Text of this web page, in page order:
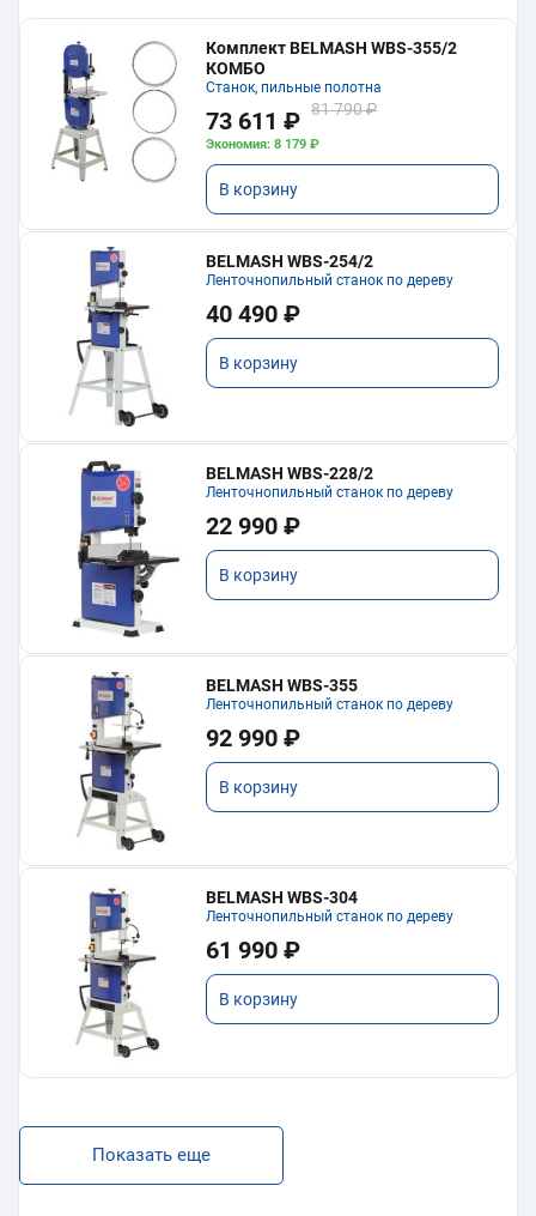
Комплект BELMASH WBS-355/2
КОМБО
Станок, пильные полотна
73 611 ₽ 81 790 ₽
Экономия: 8 179 ₽
В корзину
BELMASH WBS-254/2
Ленточнопильный станок по дереву
40 490 ₽
В корзину
BELMASH WBS-228/2
Ленточнопильный станок по дереву
22 990 ₽
В корзину
BELMASH WBS-355
Ленточнопильный станок по дереву
92 990 ₽
В корзину
BELMASH WBS-304
Ленточнопильный станок по дереву
61 990 ₽
В корзину
Показать еще